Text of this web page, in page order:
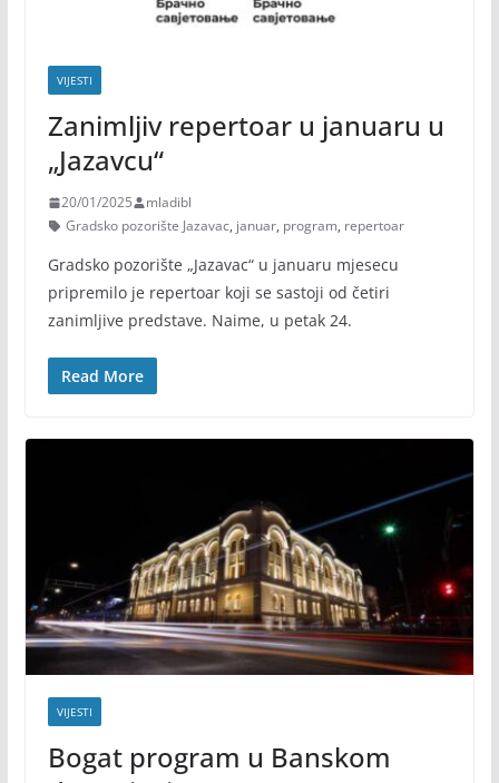
VIJESTI
Zanimljiv repertoar u januaru u
„Jazavcu“
20/01/2025
mladibl
Gradsko pozorište Jazavac, januar, program, repertoar
Gradsko pozorište „Jazavac“ u januaru mjesecu
pripremilo je repertoar koji se sastoji od četiri
zanimljive predstave. Naime, u petak 24.
Read More
VIJESTI
Bogat program u Banskom